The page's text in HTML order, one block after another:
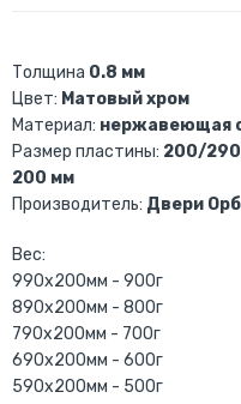
Толщина 0.8 мм
Цвет: Матовый хром
Материал: нержавеющая
Размер пластины: 200/
200 мм
Производитель: Двери
Вес:
990х200мм - 900г
890х200мм - 800г
790х200мм - 700г
690х200мм - 600г
590х200мм - 500г